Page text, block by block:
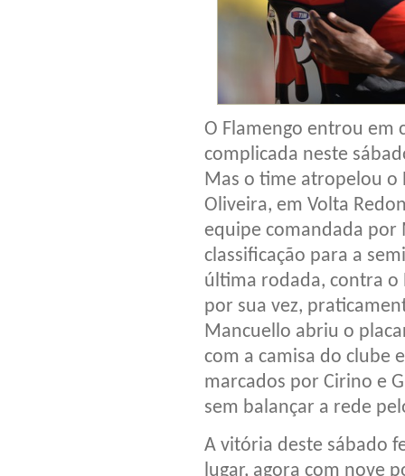
O Flamengo entrou em
complicada neste
Mas o time atropelou o
Oliveira, em Volta
equipe comandada por
classificação para a
última rodada, contra o
por sua vez,
Mancuello abriu o
com a camisa do clube
marcados por Cirino e
sem balançar a rede
A vitória deste sábado
lugar, agora com nove